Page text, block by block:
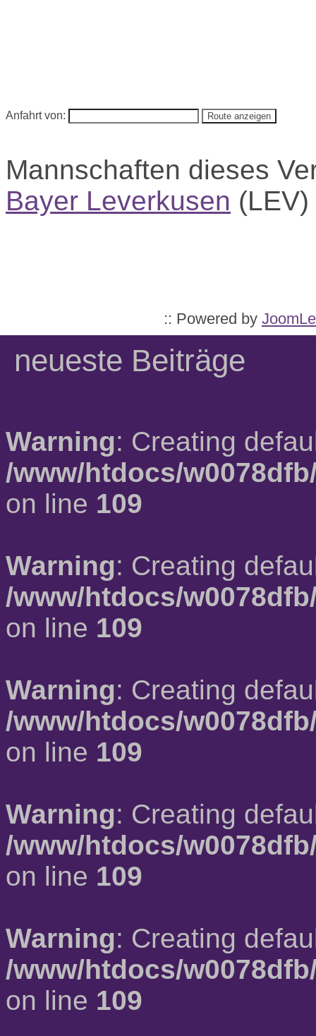
Anfahrt von:
Mannschaften dieses
Bayer Leverkusen (LEV)
:: Powered by
neueste Beiträge
Warning: Creating
/www/htdocs/
on line 109
Warning: Creating
/www/htdocs/
on line 109
Warning: Creating
/www/htdocs/
on line 109
Warning: Creating
/www/htdocs/
on line 109
Warning: Creating
/www/htdocs/
on line 109